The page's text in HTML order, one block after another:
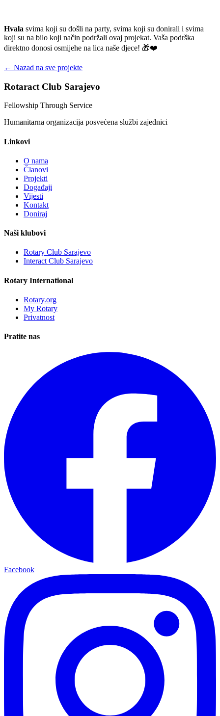
Hvala svima koji su došli na party, svima koji su donirali i svima
koji su na bilo koji način podržali ovaj projekat. Vaša podrška
direktno donosi osmijehe na lica naše djece! 🎁❤️
← Nazad na sve projekte
Rotaract Club Sarajevo
Fellowship Through Service
Humanitarna organizacija posvećena službi zajednici
Linkovi
O nama
Članovi
Projekti
Događaji
Vijesti
Kontakt
Doniraj
Naši klubovi
Rotary Club Sarajevo
Interact Club Sarajevo
Rotary International
Rotary.org
My Rotary
Privatnost
Pratite nas
Facebook